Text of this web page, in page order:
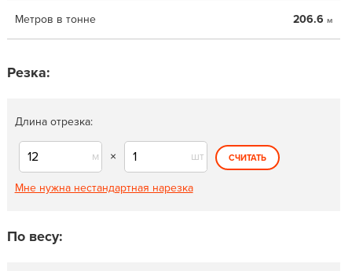
Метров в тонне 206.6 м
Резка:
Длина отрезка:
м × шт СЧИТАТЬ
Мне нужна нестандартная нарезка
По весу: